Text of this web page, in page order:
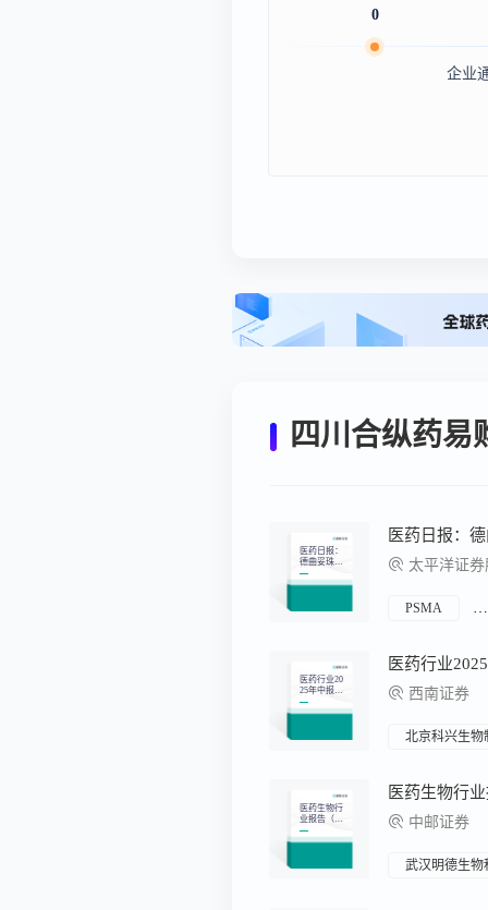
0
企业
四川合纵药易
医药日报：
德曲妥珠单
抗新适应症
在华获批
医药日报：
太平洋证券股
PSMA
医药行业20
25年中报总
结：持续看
好创新药、
西南证券
北京科兴生物
医药生物行
业报告（20
25.08.11-202
5.08.17）：
中邮证券
武汉明德生物